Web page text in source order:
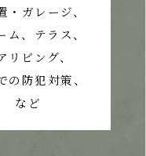
・ガレージ、
、テラス、
ビング、
防犯対策、
など